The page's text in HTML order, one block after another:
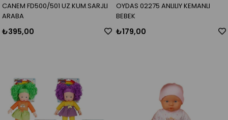
CANEM FD500/501 UZ.KUM.SARJLI
ARABA
₺395,00
OYDAS 02275 ANLILIY KEMANLI
BEBEK
₺179,00